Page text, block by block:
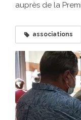
auprès de la
associations